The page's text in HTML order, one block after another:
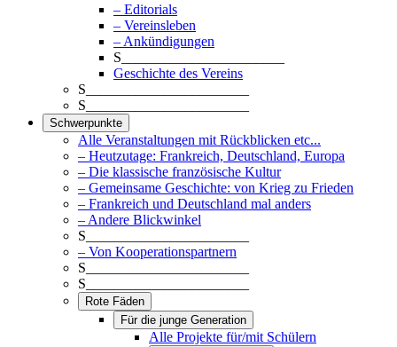
– Editorials
– Vereinsleben
– Ankündigungen
S_______________________
Geschichte des Vereins
S_______________________
S_______________________
Schwerpunkte
Alle Veranstaltungen mit Rückblicken etc...
– Heutzutage: Frankreich, Deutschland, Europa
– Die klassische französische Kultur
– Gemeinsame Geschichte: von Krieg zu Frieden
– Frankreich und Deutschland mal anders
– Andere Blickwinkel
S_______________________
– Von Kooperationspartnern
S_______________________
S_______________________
Rote Fäden
Für die junge Generation
Alle Projekte für/mit Schülern